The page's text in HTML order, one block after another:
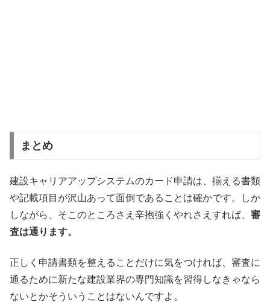
まとめ
建設キャリアアップシステムのカード申請は、揃える書類
や記載項目が沢山あって面倒であることは確かです。しか
しながら、そこのところさえ辛抱強くやれさえすれば、 審
査は通ります。
正しく申請書類を整えることだけに気をつければ、審査に
通るために新たな建設業界の専門知識を習得しなきゃなら
ないとかそういうことはないんですよ。